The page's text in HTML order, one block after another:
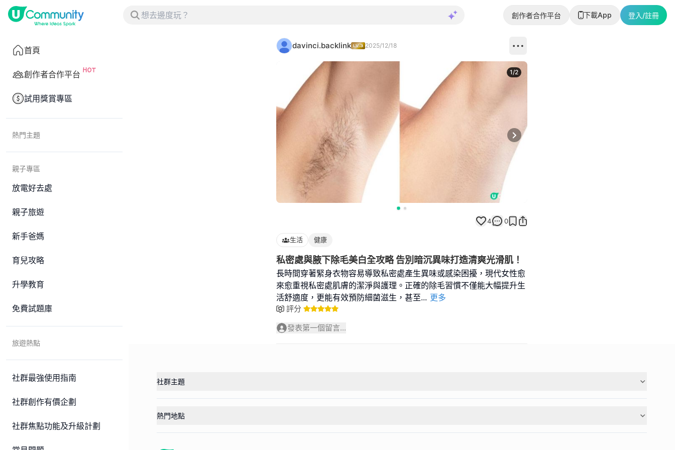
創作者合作平台 下載App 登入/註冊
首頁
創作者合作平台
試用獎賞專區
熱門主題
親子專區
放電好去處
親子旅遊
新手爸媽
育兒攻略
升學教育
免費試題庫
旅遊熱點
社群最強使用指南
社群創作有價企劃
社群焦點功能及升級計劃
davinci.backlink 2025/12/18
Next slide
1/2
4 0
生活 健康
私密處與腋下除毛美白全攻略 告別暗沉異味打造清爽光滑肌！
長時間穿著緊身衣物容易導致私密處產生異味或感染困擾，現代女性愈
來愈重視私密處肌膚的潔淨與護理。正確的除毛習慣不僅能大幅提升生
活舒適度，更能有效預防細菌滋生，甚至... 更多
評分
發表第一個留言...
社群主題
熱門地點